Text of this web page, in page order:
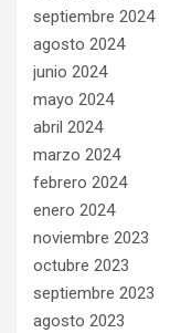
septiembre 2024
agosto 2024
junio 2024
mayo 2024
abril 2024
marzo 2024
febrero 2024
enero 2024
noviembre 2023
octubre 2023
septiembre 2023
agosto 2023